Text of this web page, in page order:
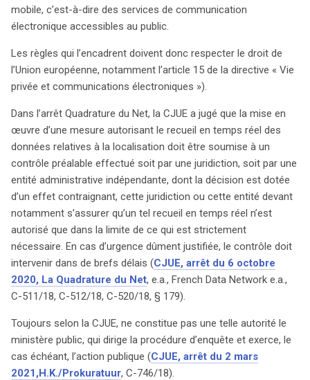
mobile, c’est-à-dire des services de communication
électronique accessibles au public.
Les règles qui l’encadrent doivent donc respecter le droit de
l’Union européenne, notamment l’article 15 de la directive « Vie
privée et communications électroniques »).
Dans l’arrêt Quadrature du Net, la CJUE a jugé que la mise en
œuvre d’une mesure autorisant le recueil en temps réel des
données relatives à la localisation doit être soumise à un
contrôle préalable effectué soit par une juridiction, soit par une
entité administrative indépendante, dont la décision est dotée
d’un effet contraignant, cette juridiction ou cette entité devant
notamment s’assurer qu’un tel recueil en temps réel n’est
autorisé que dans la limite de ce qui est strictement
nécessaire. En cas d’urgence dûment justifiée, le contrôle doit
intervenir dans de brefs délais (CJUE, arrêt du 6 octobre
2020, La Quadrature du Net, e.a., French Data Network e.a.,
C-511/18, C-512/18, C-520/18, § 179).
Toujours selon la CJUE, ne constitue pas une telle autorité le
ministère public, qui dirige la procédure d’enquête et exerce, le
cas échéant, l’action publique (CJUE, arrêt du 2 mars
2021,H.K./Prokuratuur, C-746/18).